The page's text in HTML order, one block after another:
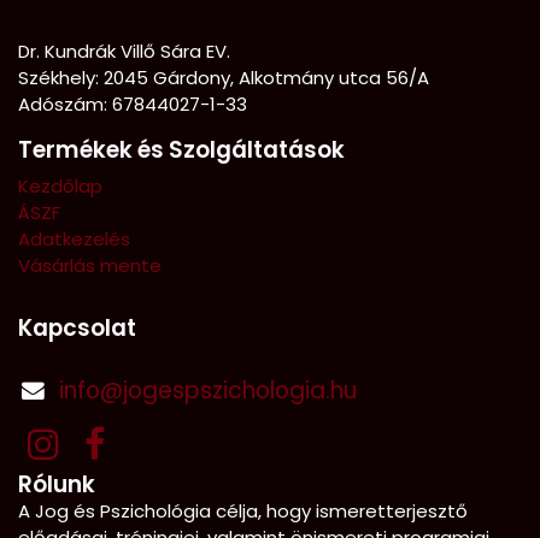
Dr. Kundrák Villő Sára EV.
Székhely: 2045 Gárdony, Alkotmány utca 56/A
Adószám: 67844027-1-33
Termékek és Szolgáltatások
Kezdőlap
ÁSZF
Adatkezelés
Vásárlás mente
Kapcsolat
info@jogespszichologia.hu
Rólunk
A Jog és Pszichológia célja, hogy ismeretterjesztő